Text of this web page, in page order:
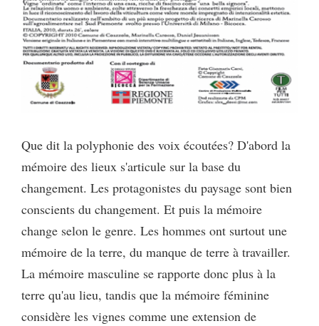
Que dit la polyphonie des voix écoutées? D'abord la
mémoire des lieux s'articule sur la base du
changement. Les protagonistes du paysage sont bien
conscients du changement. Et puis la mémoire
change selon le genre. Les hommes ont surtout une
mémoire de la terre, du manque de terre à travailler.
La mémoire masculine se rapporte donc plus à la
terre qu'au lieu, tandis que la mémoire féminine
considère les vignes comme une extension de